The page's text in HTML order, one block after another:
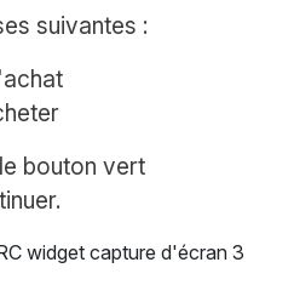
suivantes :
bouton vert